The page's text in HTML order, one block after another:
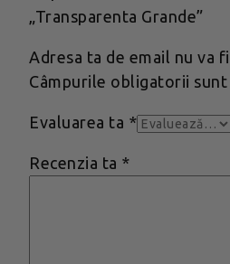
„Transparenta Grande”
Adresa ta de email nu va
Câmpurile obligatorii sunt
Evaluarea ta *
Recenzia ta *